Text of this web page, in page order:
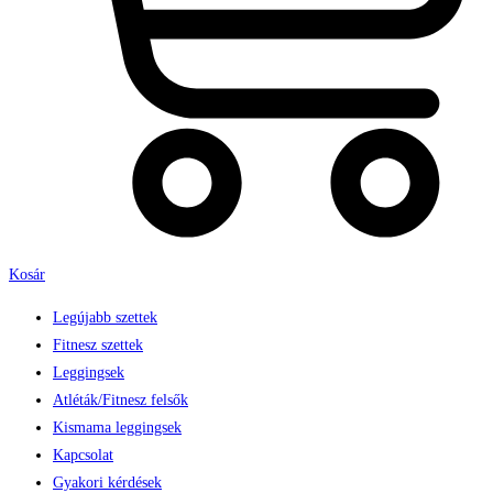
Kosár
Legújabb szettek
Fitnesz szettek
Leggingsek
Atléták/Fitnesz felsők
Kismama leggingsek
Kapcsolat
Gyakori kérdések